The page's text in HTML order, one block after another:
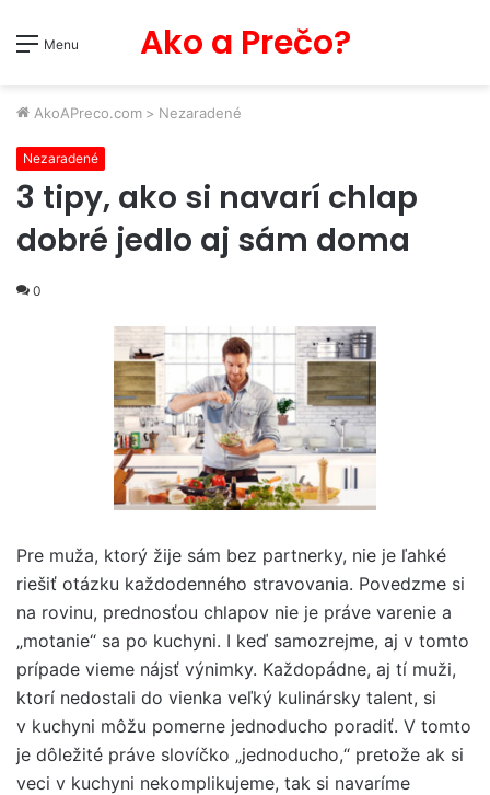
Menu Ako a Prečo?
AkoAPreco.com > Nezaradené
Nezaradené
3 tipy, ako si navarí chlap
dobré jedlo aj sám doma
0
Pre muža, ktorý žije sám bez partnerky, nie je ľahké
riešiť otázku každodenného stravovania. Povedzme si
na rovinu, prednosťou chlapov nie je práve varenie a
„motanie“ sa po kuchyni. I keď samozrejme, aj v tomto
prípade vieme nájsť výnimky. Každopádne, aj tí muži,
ktorí nedostali do vienka veľký kulinársky talent, si
v kuchyni môžu pomerne jednoducho poradiť. V tomto
je dôležité práve slovíčko „jednoducho,“ pretože ak si
veci v kuchyni nekomplikujeme, tak si navaríme